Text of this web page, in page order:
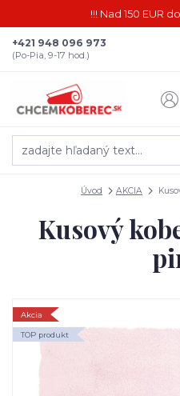
!!! Nad 150 EUR
+421 948 096 973
(Po-Pia, 9-17 hod.)
Úvod AKCIA
Kusový
Akcia
TOP produkt